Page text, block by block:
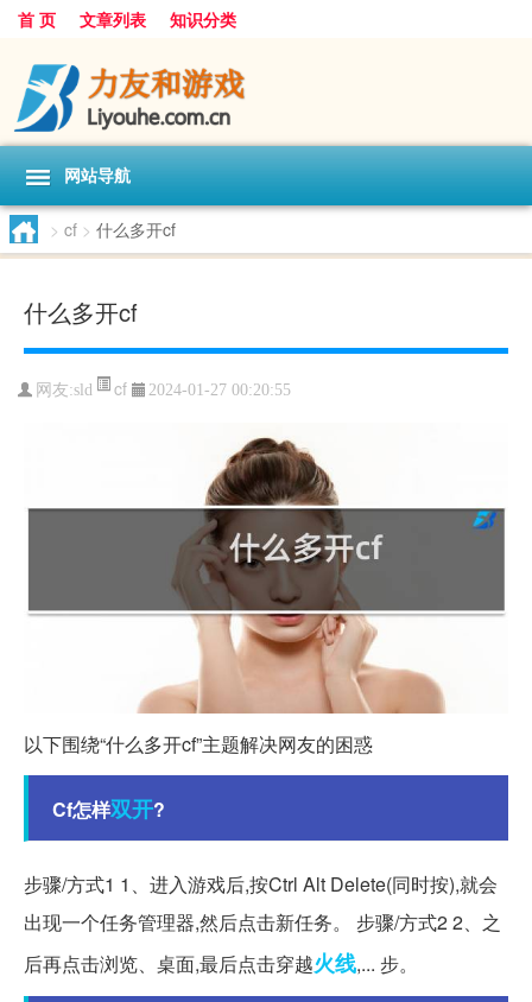
首 页 文章列表 知识分类
网站导航
> cf > 什么多开cf
什么多开cf
网友:sld cf 2024-01-27 00:20:55
以下围绕“什么多开cf”主题解决网友的困惑
Cf怎样双开?
步骤/方式1 1、进入游戏后,按Ctrl Alt Delete(同时按),就会
出现一个任务管理器,然后点击新任务。 步骤/方式2 2、之
后再点击浏览、桌面,最后点击穿越火线,... 步。